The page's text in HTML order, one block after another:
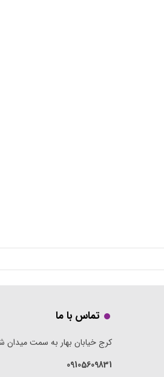
تماس با ما
کرج خیابان بهار به سمت میدان
09105609831